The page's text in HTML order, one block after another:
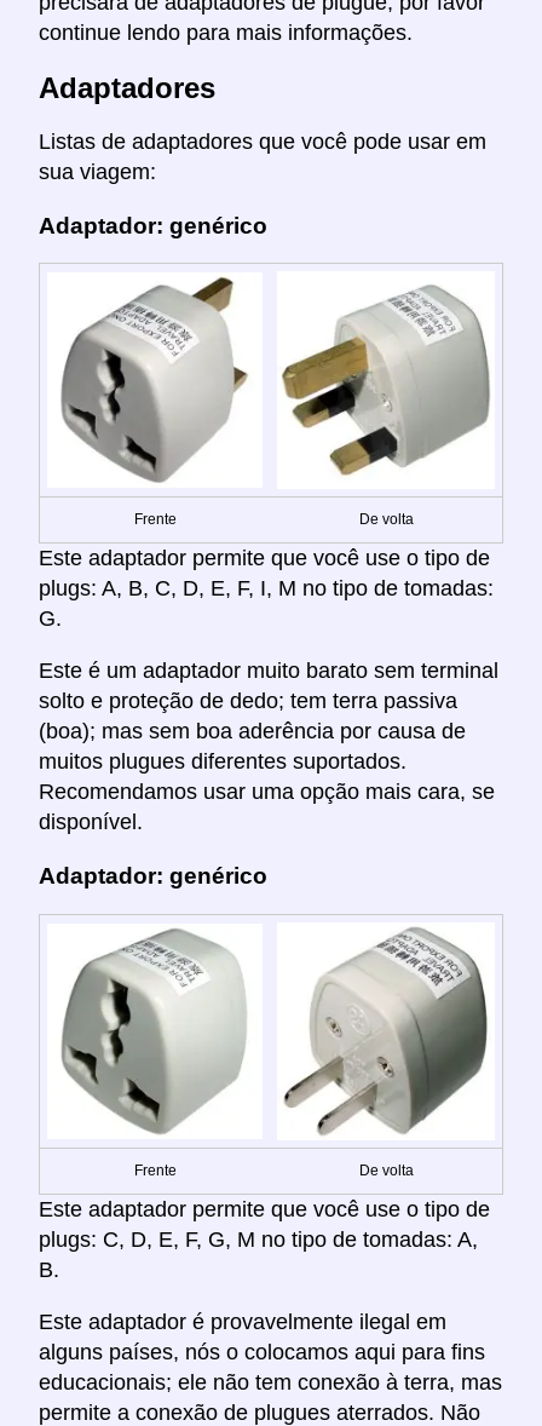
continue lendo para mais informações.
Adaptadores
Listas de adaptadores que você pode usar em
sua viagem:
Adaptador: genérico
Frente De volta
Este adaptador permite que você use o tipo de
plugs: A, B, C, D, E, F, I, M no tipo de tomadas:
G.
Este é um adaptador muito barato sem terminal
solto e proteção de dedo; tem terra passiva
(boa); mas sem boa aderência por causa de
muitos plugues diferentes suportados.
Recomendamos usar uma opção mais cara, se
disponível.
Adaptador: genérico
Frente De volta
Este adaptador permite que você use o tipo de
plugs: C, D, E, F, G, M no tipo de tomadas: A,
B.
Este adaptador é provavelmente ilegal em
alguns países, nós o colocamos aqui para fins
educacionais; ele não tem conexão à terra, mas
permite a conexão de plugues aterrados. Não